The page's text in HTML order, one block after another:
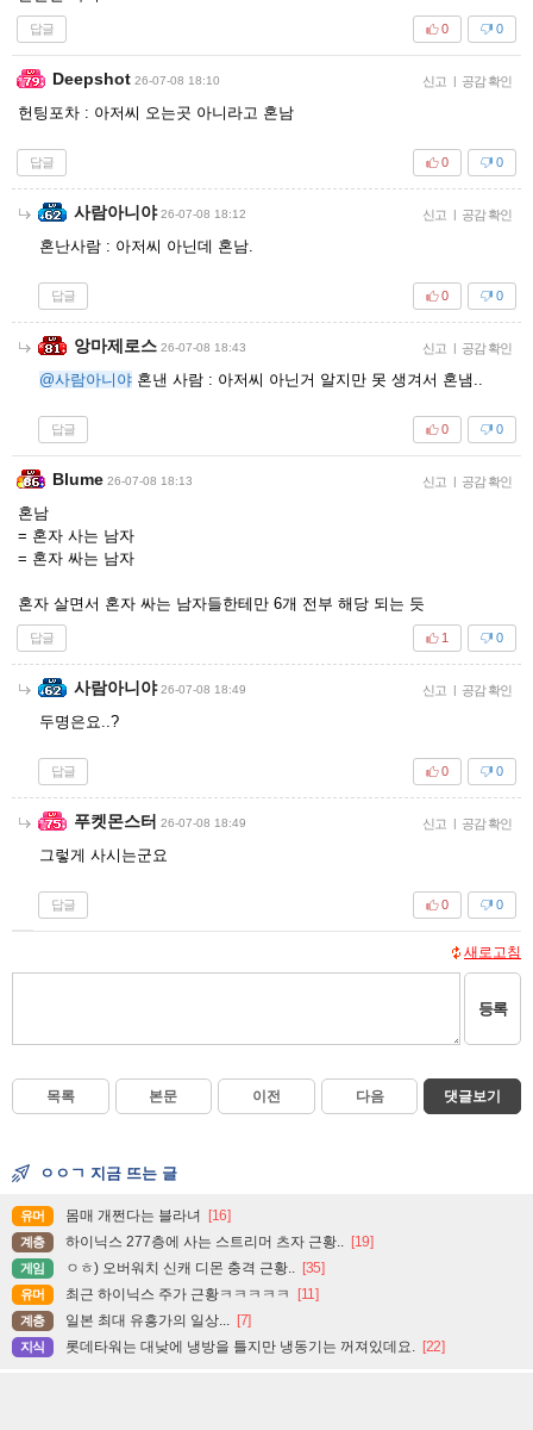
답글 0
0
Deepshot 26-07-08 18:10 신고 | 공감 확인
헌팅포차 : 아저씨 오는곳 아니라고 혼남
답글 0
0
사람아니야 26-07-08 18:12 신고 | 공감 확인
혼난사람 : 아저씨 아닌데 혼남.
답글 0
0
앙마제로스 26-07-08 18:43 신고 | 공감 확인
@사람아니야 혼낸 사람 : 아저씨 아닌거 알지만 못 생겨서 혼냄..
답글 0
0
Blume 26-07-08 18:13 신고 | 공감 확인
혼남
= 혼자 사는 남자
= 혼자 싸는 남자
혼자 살면서 혼자 싸는 남자들한테만 6개 전부 해당 되는 듯
답글 0
1
사람아니야 26-07-08 18:49 신고 | 공감 확인
두명은요..?
답글 0
0
푸켓몬스터 26-07-08 18:49 신고 | 공감 확인
그렇게 사시는군요
답글 0
0
새로고침
등록
목록 본문 이전 다음 댓글보기
ㅇㅇㄱ 지금 뜨는 글
유머 몸매 개쩐다는 블라녀 [16]
계층 하이닉스 277층에 사는 스트리머 츠자 근황.. [19]
게임 ㅇㅎ) 오버워치 신캐 디몬 충격 근황.. [35]
유머 최근 하이닉스 주가 근황ㅋㅋㅋㅋㅋ [11]
계층 일본 최대 유흥가의 일상... [7]
지식 롯데타워는 대낮에 냉방을 틀지만 냉동기는 꺼져있데요. [22]